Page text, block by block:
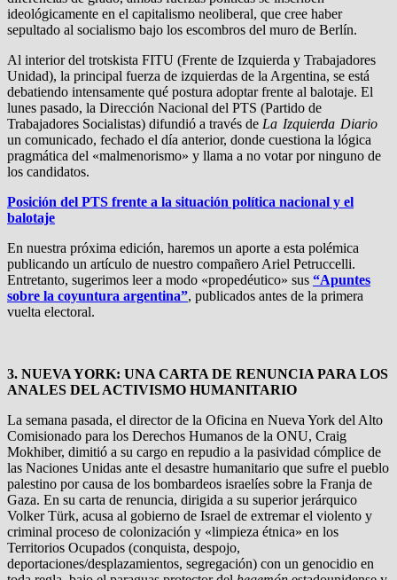
ideológicamente en el capitalismo neoliberal, que cree haber
sepultado al socialismo bajo los escombros del muro de Berlín.
Al interior del trotskista FITU (Frente de Izquierda y Trabajadores
Unidad), la principal fuerza de izquierdas de la Argentina, se está
debatiendo intensamente qué postura adoptar frente al balotaje. El
lunes pasado, la Dirección Nacional del PTS (Partido de
Trabajadores Socialistas) difundió a través de La Izquierda Diario
un comunicado, fechado el día anterior, donde cuestiona la lógica
pragmática del «malmenorismo» y llama a no votar por ninguno de
los candidatos.
Posición del PTS frente a la situación política nacional y el
balotaje
En nuestra próxima edición, haremos un aporte a esta polémica
publicando un artículo de nuestro compañero Ariel Petruccelli.
Entretanto, sugerimos leer a modo «propedéutico» sus “Apuntes
sobre la coyuntura argentina”, publicados antes de la primera
vuelta electoral.
3. NUEVA YORK: UNA CARTA DE RENUNCIA PARA LOS
ANALES DEL ACTIVISMO HUMANITARIO
La semana pasada, el director de la Oficina en Nueva York del Alto
Comisionado para los Derechos Humanos de la ONU, Craig
Mokhiber, dimitió a su cargo en repudio a la pasividad cómplice de
las Naciones Unidas ante el desastre humanitario que sufre el pueblo
palestino por causa de los bombardeos israelíes sobre la Franja de
Gaza. En su carta de renuncia, dirigida a su superior jerárquico
Volker Türk, acusa al gobierno de Israel de extremar el violento y
criminal proceso de colonización y «limpieza étnica» en los
Territorios Ocupados (conquista, despojo,
deportaciones/desplazamientos, segregación) con un genocidio en